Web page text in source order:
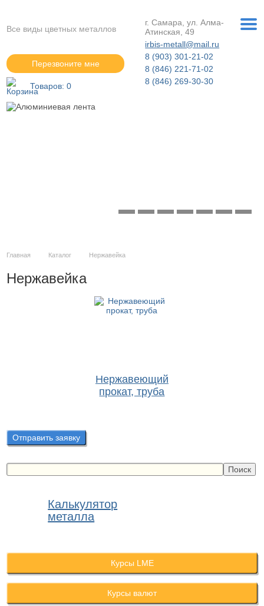
Все виды цветных металлов
г. Самара, ул. Алма-
Атинская, 49
irbis-metall@mail.ru
8 (903) 301-21-02
8 (846) 221-71-02
8 (846) 269-30-30
Перезвоните мне
Товаров:0
Калькулятор
металла
Курсы LME
Курсы валют
Главная Каталог Нержавейка
Нержавейка
Нержавеющий
прокат, труба
Отправить заявку